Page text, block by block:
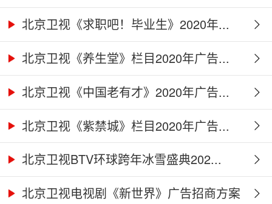
商...北京卫视《求职吧！毕业生》2020年...
北京卫视《养生堂》栏目2020年广告...
北京卫视《中国老有才》2020年广告...
北京卫视《紫禁城》栏目2020年广告...
北京卫视BTV环球跨年冰雪盛典202...
北京卫视电视剧《新世界》广告招商方案